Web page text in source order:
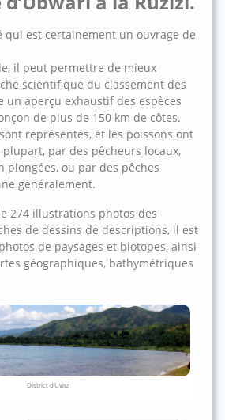
qui est certainement un ouvrage de
il peut permettre de mieux
scientifique du classement des
un aperçu exhaustif des espèces
de plus de 150 km de côtes.
représentés, et les poissons ont
par des pêcheurs locaux,
plongées, ou par des pêches
généralement.
274 illustrations photos des
de dessins de descriptions, il est
de paysages et biotopes, ainsi
géographiques, bathymétriques
District d’Uvira